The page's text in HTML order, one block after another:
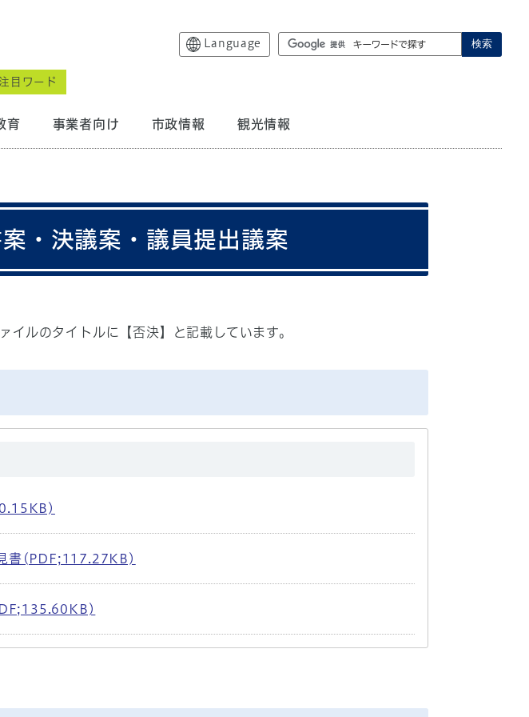
Language 検索
目ワード
育 事業者向け 市政情報 観光情報
・決議案・議員提出議案
ルのタイトルに【否決】と記載しています。
書(PDF;117.27KB)